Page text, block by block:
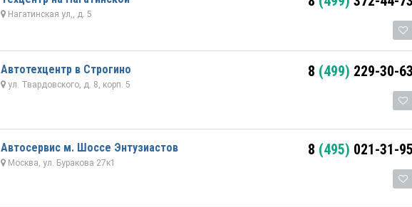
Нагатинская ул,, д. 5
Автотехцентр в Строгино
ул. Твардовского, д. 8, корп. 5
8 (499) 229-30-63
Автосервис м. Шоссе Энтузиастов
Москва, ул. Буракова 27к1
8 (495) 021-31-95